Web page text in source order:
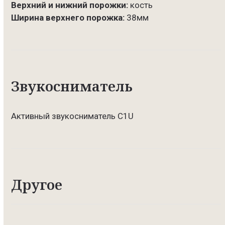
Верхний и нижний порожки: кость
Ширина верхнего порожка: 38мм
Звукосниматель
Активный звукосниматель C1U
Другое